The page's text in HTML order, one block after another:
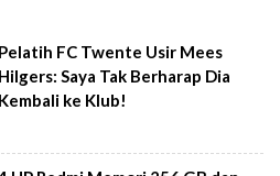
Pelatih FC Twente Usir Mees
Hilgers: Saya Tak Berharap Dia
Kembali ke Klub!